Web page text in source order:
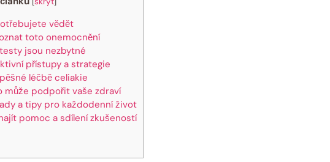
vědět
toto onemocnění
jsou nezbytné
přístupy a strategie
léčbě celiakie
může podpořit vaše zdraví
a tipy ⁣pro každodenní život
pomoc a sdílení zkušeností